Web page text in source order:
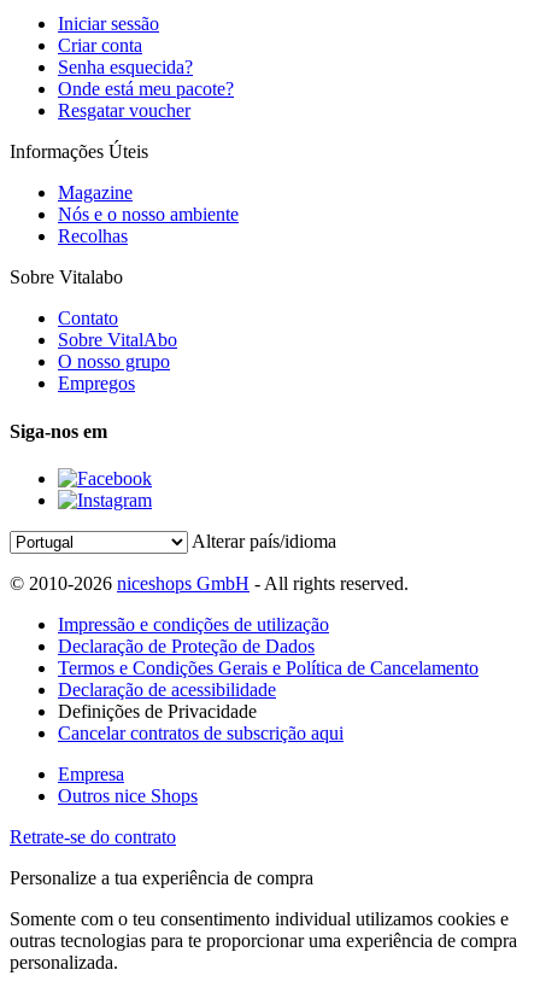
Iniciar sessão
Criar conta
Senha esquecida?
Onde está meu pacote?
Resgatar voucher
Informações Úteis
Magazine
Nós e o nosso ambiente
Recolhas
Sobre Vitalabo
Contato
Sobre VitalAbo
O nosso grupo
Empregos
Siga-nos em
Alterar país/idioma
© 2010-2026 niceshops GmbH - All rights reserved.
Impressão e condições de utilização
Declaração de Proteção de Dados
Termos e Condições Gerais e Política de Cancelamento
Declaração de acessibilidade
Definições de Privacidade
Cancelar contratos de subscrição aqui
Empresa
Outros nice Shops
Retrate-se do contrato
Personalize a tua experiência de compra
Somente com o teu consentimento individual utilizamos cookies e
outras tecnologias para te proporcionar uma experiência de compra
personalizada.